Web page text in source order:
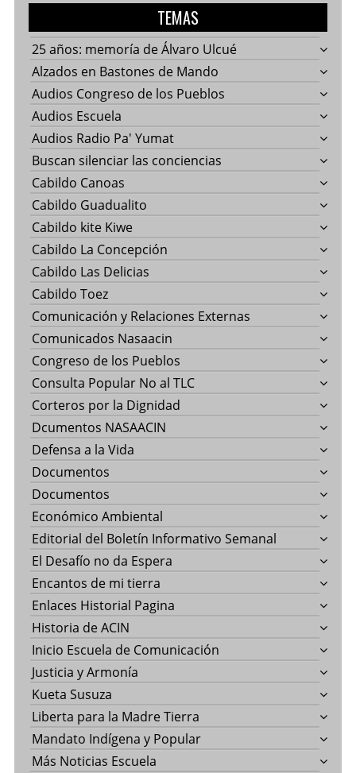
TEMAS
25 años: memoría de Álvaro Ulcué
Alzados en Bastones de Mando
Audios Congreso de los Pueblos
Audios Escuela
Audios Radio Pa' Yumat
Buscan silenciar las conciencias
Cabildo Canoas
Cabildo Guadualito
Cabildo kite Kiwe
Cabildo La Concepción
Cabildo Las Delicias
Cabildo Toez
Comunicación y Relaciones Externas
Comunicados Nasaacin
Congreso de los Pueblos
Consulta Popular No al TLC
Corteros por la Dignidad
Dcumentos NASAACIN
Defensa a la Vida
Documentos
Documentos
Económico Ambiental
Editorial del Boletín Informativo Semanal
El Desafío no da Espera
Encantos de mi tierra
Enlaces Historial Pagina
Historia de ACIN
Inicio Escuela de Comunicación
Justicia y Armonía
Kueta Susuza
Liberta para la Madre Tierra
Mandato Indígena y Popular
Más Noticias Escuela